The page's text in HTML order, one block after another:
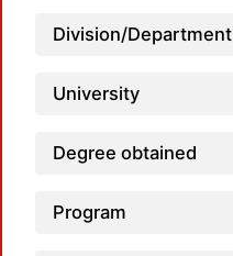
Division/Department
University
Degree obtained
Program